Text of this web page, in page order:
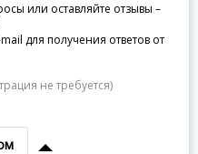
или оставляйте отзывы –
для получения ответов от
не требуется)